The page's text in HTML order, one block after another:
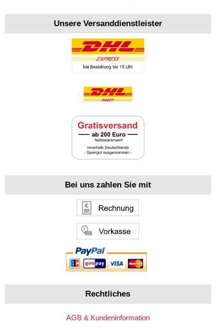
Unsere Versanddienstleister
Bei uns zahlen Sie mit
Rechtliches
AGB & Kundeninformation